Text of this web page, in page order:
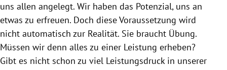
uns allen angelegt. Wir haben das Potenzial, uns an
etwas zu erfreuen. Doch diese Voraussetzung wird
nicht automatisch zur Realität. Sie braucht Übung.
Müssen wir denn alles zu einer Leistung erheben?
Gibt es nicht schon zu viel Leistungsdruck in unserer